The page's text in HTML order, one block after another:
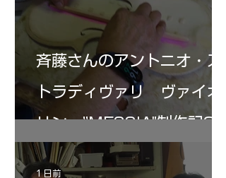
斉藤さんのアントニオ・ス
トラディヴァリ ヴァイオ
リン ”MESSIA"制作記34
1 日前